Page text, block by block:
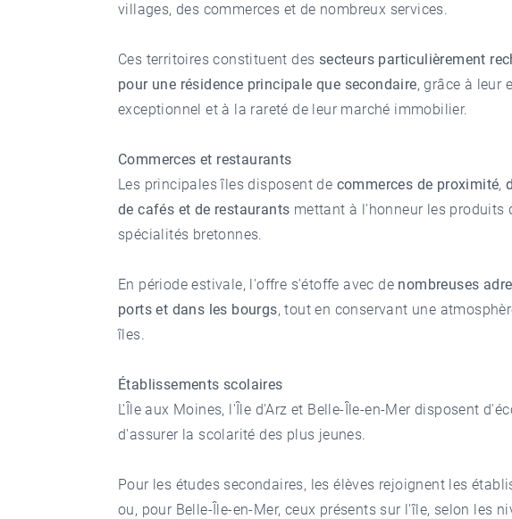
villages, des commerces et de nombreux services.
Ces territoires constituent des secteurs particulièrement
pour une résidence principale que secondaire, grâce à leur
exceptionnel et à la rareté de leur marché immobilier.
Commerces et restaurants
Les principales îles disposent de commerces de proximité,
de cafés et de restaurants mettant à l'honneur les produits
spécialités bretonnes.
En période estivale, l'offre s'étoffe avec de nombreuses
ports et dans les bourgs, tout en conservant une
îles.
Établissements scolaires
L'Île aux Moines, l'Île d'Arz et Belle-Île-en-Mer disposent
d'assurer la scolarité des plus jeunes.
Pour les études secondaires, les élèves rejoignent les
ou, pour Belle-Île-en-Mer, ceux présents sur l'île, selon les